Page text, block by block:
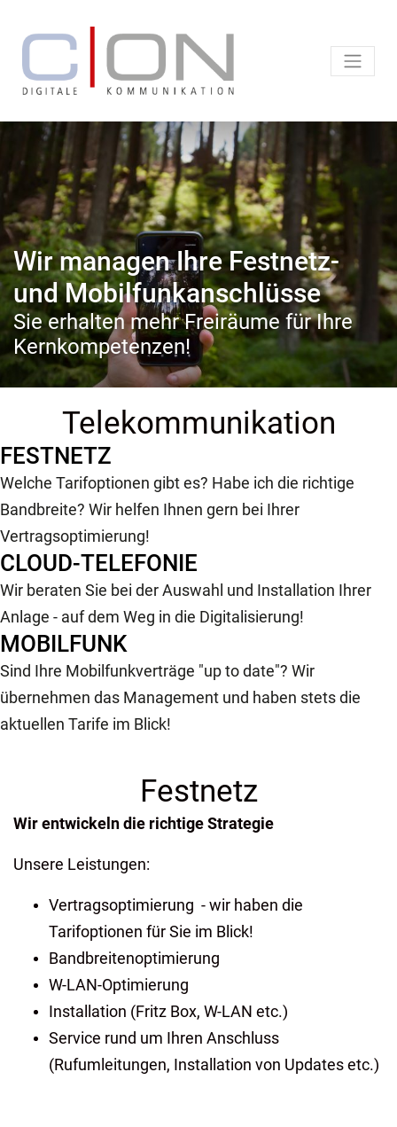
Wir managen Ihre Festnetz-
und Mobilfunkanschlüsse
Sie erhalten mehr Freiräume für Ihre
Kernkompetenzen!
Telekommunikation
FESTNETZ
Welche Tarifoptionen gibt es? Habe ich die richtige
Bandbreite? Wir helfen Ihnen gern bei Ihrer
Vertragsoptimierung!
CLOUD-TELEFONIE
Wir beraten Sie bei der Auswahl und Installation Ihrer
Anlage - auf dem Weg in die Digitalisierung!
MOBILFUNK
Sind Ihre Mobilfunkverträge "up to date"? Wir
übernehmen das Management und haben stets die
aktuellen Tarife im Blick!
Festnetz
Wir entwickeln die richtige Strategie
Unsere Leistungen:
Vertragsoptimierung - wir haben die
Tarifoptionen für Sie im Blick!
Bandbreitenoptimierung
W-LAN-Optimierung
Installation (Fritz Box, W-LAN etc.)
Service rund um Ihren Anschluss
(Rufumleitungen, Installation von Updates etc.)